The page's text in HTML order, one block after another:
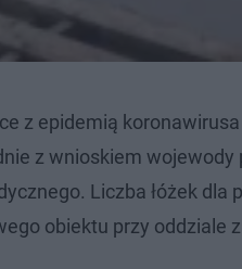
z epidemią
z wnioskiem
Liczba łóżek dla
obiektu przy oddziale